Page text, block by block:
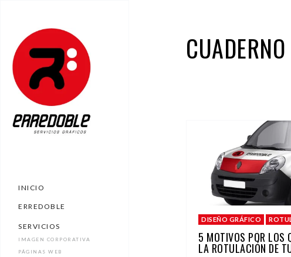
INICIO
ERREDOBLE
SERVICIOS
IMAGEN CORPORATIVA
PÁGINAS WEB
DISEÑO GRÁFICO
5 MOTIVOS POR LOS
LA ROTULACIÓN DE